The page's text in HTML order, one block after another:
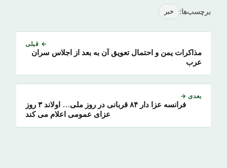
برچسب‌ها: خبر
← قبلی
مذاکرات یمن و احتمال تعویق آن به بعد از اجلاس سران
عرب
بعدی →
فرانسه عزا دار ۸۴ قربانی در روز ملی… اولاند ۳ روز
عزای عمومی اعلام می کند